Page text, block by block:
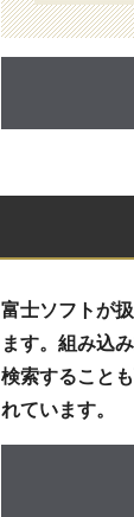
富士ソフトが
ます。組み込
検索すること
れています。